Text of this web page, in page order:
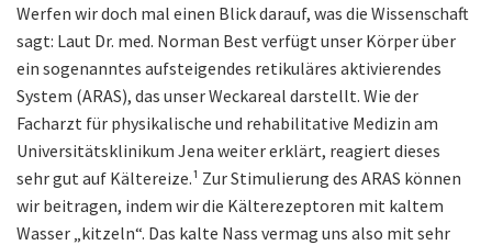
Werfen wir doch mal einen Blick darauf, was die Wissenschaft
sagt: Laut Dr. med. Norman Best verfügt unser Körper über
ein sogenanntes aufsteigendes retikuläres aktivierendes
System (ARAS), das unser Weckareal darstellt. Wie der
Facharzt für physikalische und rehabilitative Medizin am
Universitätsklinikum Jena weiter erklärt, reagiert dieses
sehr gut auf Kältereize.¹ Zur Stimulierung des ARAS können
wir beitragen, indem wir die Kälterezeptoren mit kaltem
Wasser „kitzeln“. Das kalte Nass vermag uns also mit sehr